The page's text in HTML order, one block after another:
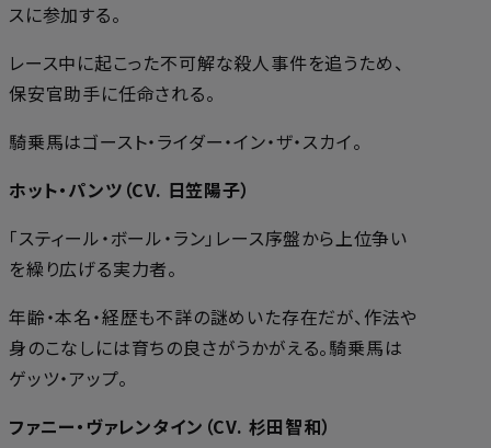
スに参加する。
レース中に起こった不可解な殺人事件を追うため、
保安官助手に任命される。
騎乗馬はゴースト・ライダー・イン・ザ・スカイ。
ホット・パンツ（CV. 日笠陽子）
「スティール・ボール・ラン」レース序盤から上位争い
を繰り広げる実力者。
年齢・本名・経歴も不詳の謎めいた存在だが、作法や
身のこなしには育ちの良さがうかがえる。騎乗馬は
ゲッツ・アップ。
ファニー・ヴァレンタイン（CV. 杉田智和）